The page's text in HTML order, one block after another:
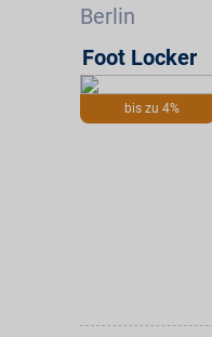
☎ 0800 - 279 25 82
Berlin
bis zu 4%
Foot Locker